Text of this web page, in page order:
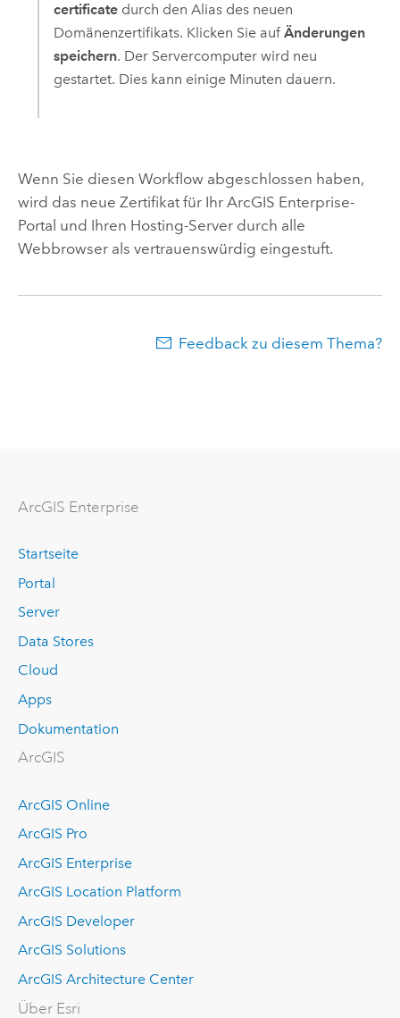
certificatedurch den Alias des neuen
Domänenzertifikats. Klicken Sie auf Änderungen
speichern. Der Servercomputer wird neu
gestartet. Dies kann einige Minuten dauern.
Wenn Sie diesen Workflow abgeschlossen haben,
wird das neue Zertifikat für Ihr ArcGIS Enterprise-
Portal und Ihren Hosting-Server durch alle
Webbrowser als vertrauenswürdig eingestuft.
Feedback zu diesem Thema?
ArcGIS Enterprise
Startseite
Portal
Server
Data Stores
Cloud
Apps
Dokumentation
ArcGIS
ArcGIS Online
ArcGIS Pro
ArcGIS Enterprise
ArcGIS Location Platform
ArcGIS Developer
ArcGIS Solutions
ArcGIS Architecture Center
Über Esri